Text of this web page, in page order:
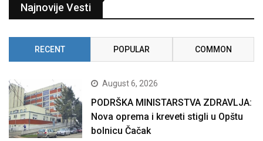
Najnovije Vesti
RECENT POPULAR COMMON
August 6, 2026
PODRŠKA MINISTARSTVA ZDRAVLJA:
Nova oprema i kreveti stigli u Opštu
bolnicu Čačak